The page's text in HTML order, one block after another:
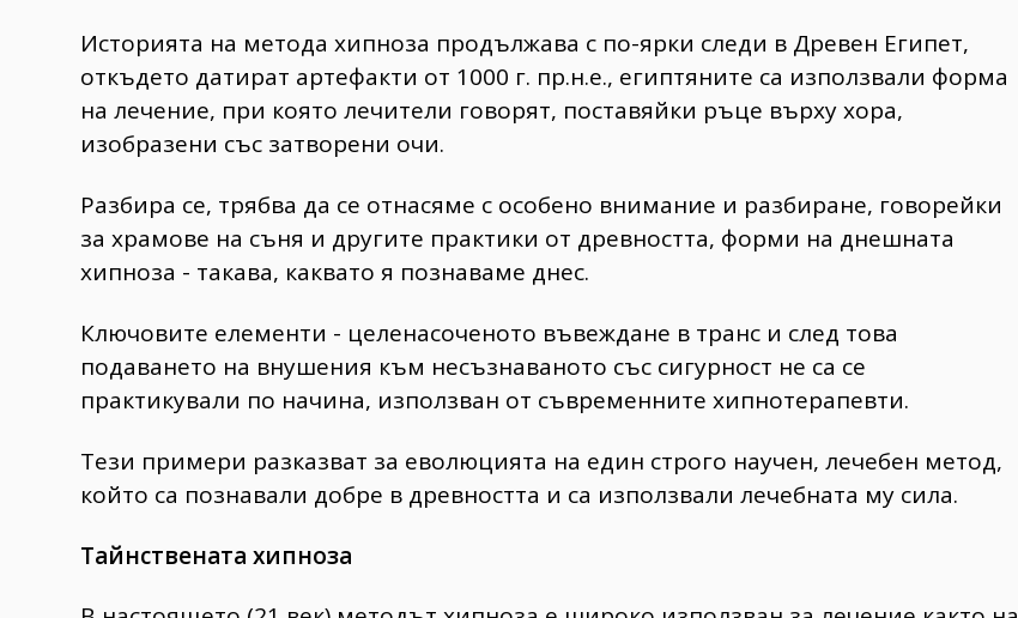
Историята на метода хипноза продължава с по-ярки следи в Древен Египет,
откъдето датират артефакти от 1000 г. пр.н.е., египтяните са използвали форма
на лечение, при която лечители говорят, поставяйки ръце върху хора,
изобразени със затворени очи.
Разбира се, трябва да се отнасяме с особено внимание и разбиране, говорейки
за храмове на съня и другите практики от древността, форми на днешната
хипноза - такава, каквато я познаваме днес.
Ключовите елементи - целенасоченото въвеждане в транс и след това
подаването на внушения към несъзнаваното със сигурност не са се
практикували по начина, използван от съвременните хипнотерапевти.
Тези примери разказват за еволюцията на един строго научен, лечебен метод,
който са познавали добре в древността и са използвали лечебната му сила.
Тайнствената хипноза